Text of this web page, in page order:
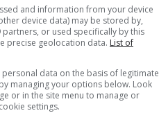
and information from your device
device data) may be stored by,
or used specifically by this
precise geolocation data. List of
data on the basis of legitimate
managing your options below. Look
or in the site menu to manage or
settings.